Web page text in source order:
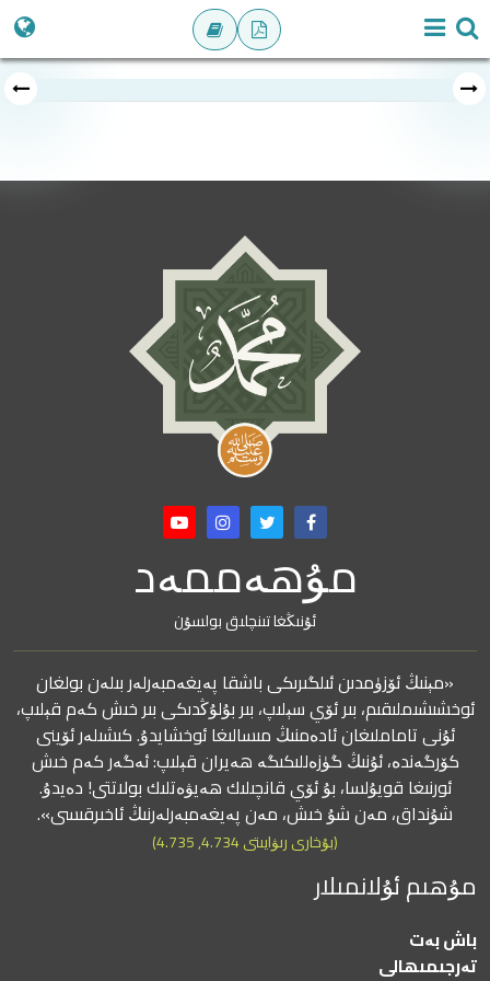
مۇھەممەد
ئۇنىڭغا تىنچلىق بولسۇن
«مېنىڭ ئۆزۈمدىن ئىلگىرىكى باشقا پەيغەمبەرلەر بىلەن بولغان
ئوخشىشىملىقىم، بىر ئۆي سېلىپ، بىر بۇلۇڭدىكى بىر خىش كەم قېلىپ،
ئۇنى تاماملىغان ئادەمنىڭ مىسالىغا ئوخشايدۇ. كىشىلەر ئۆينى
كۆرگەندە، ئۇنىڭ گۈزەللىكىگە ھەيران قېلىپ: ئەگەر كەم خىش
ئورنىغا قويۇلسا، بۇ ئۆي قانچىلىك ھەيۋەتلىك بولاتتى! دەيدۇ.
شۇنداق، مەن شۇ خىش، مەن پەيغەمبەرلەرنىڭ ئاخىرقىسى».
(بۇخارى رىۋايىتى 4.734, 4.735)
مۇھىم ئۇلانمىلار
باش بەت
تەرجىمىھالى